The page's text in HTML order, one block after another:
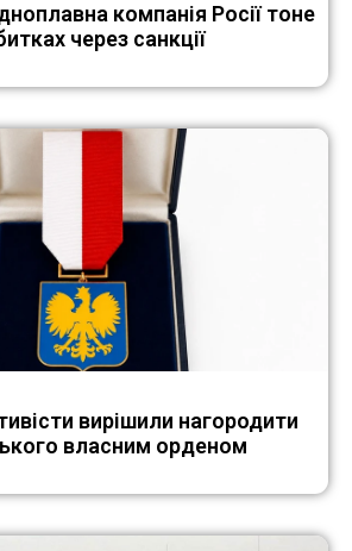
компанія Росії тоне
через санкції
вирішили нагородити
власним орденом